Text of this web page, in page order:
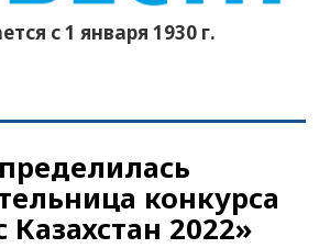
с 1 января 1930 г.
конкурса
Казахстан 2022»